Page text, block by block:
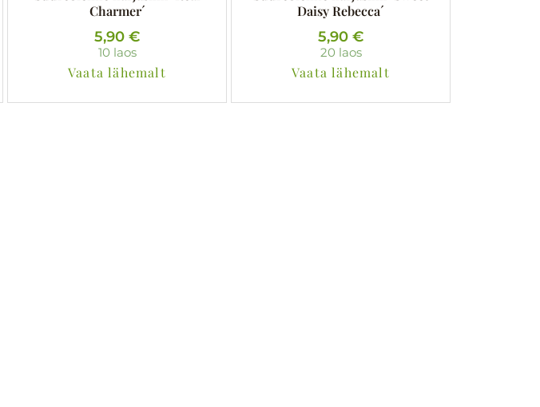
Charmer´
5,90 €
10 laos
Vaata lähemalt
Daisy Rebecca´
5,90 €
20 laos
Vaata lähemalt